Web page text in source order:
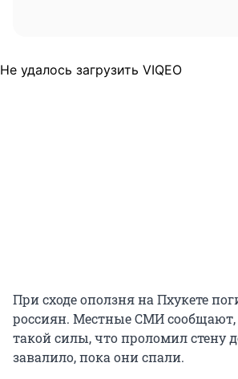
Не удалось загрузить VIQEO
При сходе оползня на Пхукете
россиян. Местные СМИ
такой силы, что проломил стену
завалило, пока они спали.